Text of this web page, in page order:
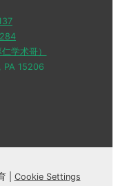
学术哥）
PA 15206
| Cookie Settings